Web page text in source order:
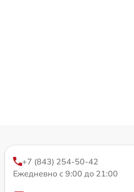
+7 (843) 254-50-42
Ежедневно с 9:00 до 21:00